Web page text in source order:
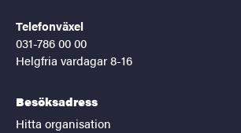
Telefonväxel
031-786 00 00
Helgfria vardagar 8-16
Besöksadress
Hitta organisation